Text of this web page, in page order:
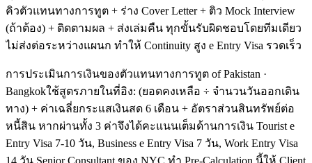
คิวตัวแทนทางการทูต + ร่าง Cover Letter + ติว Mock Interview
(ถ้าต้อง) + ติดตามผล + ส่งเล่มคืน ทุกขั้นรับผิดชอบโดยทีมเดียว
ไม่ส่งต่อระหว่างแผนก ทำให้ Continuity สูง e Entry Visa รวดเร็ว
การประเมินการเงินของตัวแทนทางการทูต of Pakistan ·
Bangkokใช้สูตรภายในที่อิง: (ยอดคงเหลือ ÷ จำนวนวันออกเดิน
ทาง) + ค่าเฉลี่ยกระแสเงินสด 6 เดือน + อัตราส่วนสินทรัพย์ต่อ
หนี้สิน หากผ่านทั้ง 3 ค่าจึงได้คะแนนเต็มด้านการเงิน Tourist e
Entry Visa 7-10 วัน, Business e Entry Visa 7 วัน, Work Entry Visa
14 วัน Senior Consultant ของ NYC ทำ Pre-Calculation นี้ให้ Client